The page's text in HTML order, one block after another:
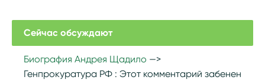
Сейчас обсуждают
Биография Андрея Щадило
Генпрокуратура РФ : Этот комментарий забенен